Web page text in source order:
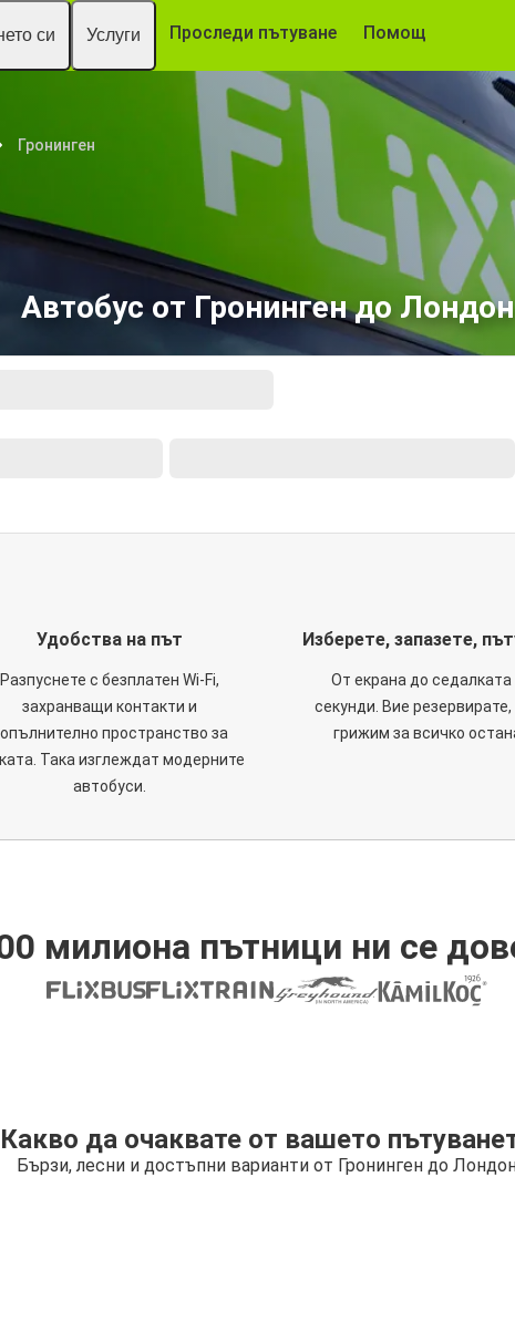
си Услуги Проследи пътуване Помощ
Гронинген
Автобус от Гронинген до Лондон
Удобства на път
Разпуснете с безплатен Wi-Fi,
захранващи контакти и
пространство за
Така изглеждат модерните
автобуси.
Изберете, запазете,
От екрана до седалката
секунди. Вие резервирате,
грижим за всичко
милиона пътници ни се
Какво да очаквате от вашето
Бързи, лесни и достъпни варианти от Гронинген до